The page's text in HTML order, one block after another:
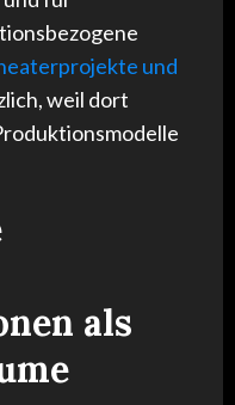
und
weil dort
als